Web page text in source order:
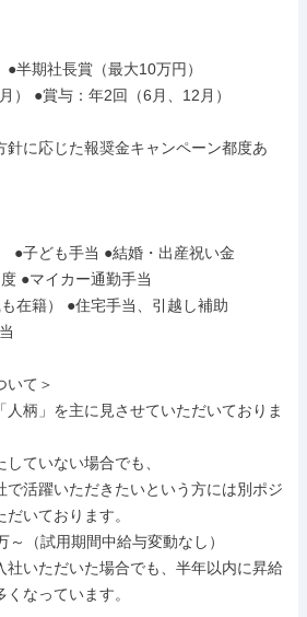
半期社長賞（最大10万円）
） ●賞与：年2回（6月、12月）
に応じた報奨金キャンペーン都度あ
●子ども手当 ●結婚・出産祝い⾦
●マイカー通勤手当
在籍） ●住宅⼿当、引越し補助
いて＞
柄」を主に見させていただいておりま
ていない場合でも、
で活躍いただきたいという方には別ポジ
いております。
～（試用期間中給与変動なし）
社いただいた場合でも、半年以内に昇給
なっています。